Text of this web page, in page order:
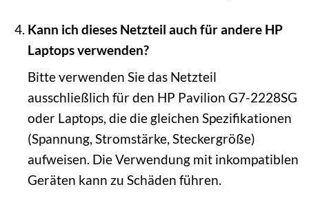
Kann ich dieses Netzteil auch für andere HP
Laptops verwenden?
Bitte verwenden Sie das Netzteil
ausschließlich für den HP Pavilion G7-2228SG
oder Laptops, die die gleichen Spezifikationen
(Spannung, Stromstärke, Steckergröße)
aufweisen. Die Verwendung mit inkompatiblen
Geräten kann zu Schäden führen.